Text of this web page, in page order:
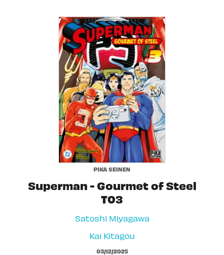
PIKA SEINEN
Superman - Gourmet of Steel
T03
Satoshi Miyagawa
Kai Kitagou
03/12/2025